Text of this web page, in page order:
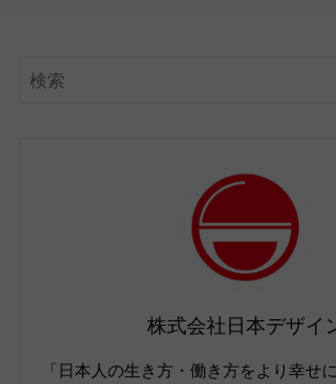
株式会社日本デザイ
「日本人の生き方・働き方をより幸せ